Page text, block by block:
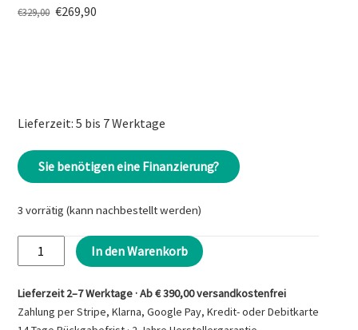
€329,00 Ursprünglicher
€269,90
Lieferzeit: 5 bis 7 Werktage
Sie benötigen eine Finanzierung?
3 vorrätig (kann nachbestellt werden)
STIHL
MS
172
Benzin
In den Warenkorb
Lieferzeit 2–7 Werktage · Ab € 390,00 versandkostenfrei
Zahlung per Stripe, Klarna, Google Pay, Kredit- oder Debitkarte